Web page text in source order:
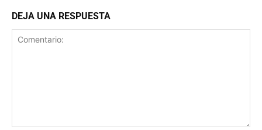
DEJA UNA RESPUESTA